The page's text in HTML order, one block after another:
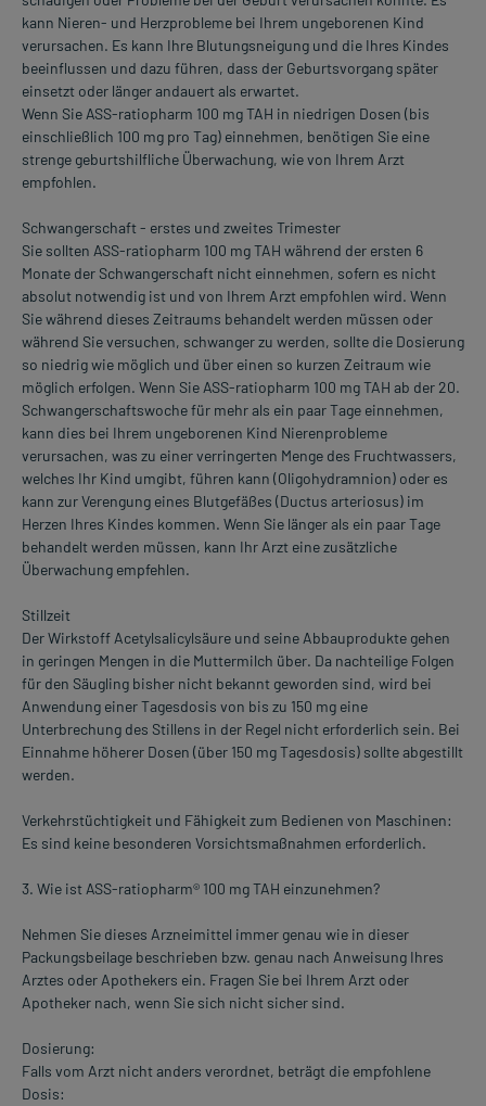
kann Nieren- und Herzprobleme bei Ihrem ungeborenen Kind
verursachen. Es kann Ihre Blutungsneigung und die Ihres Kindes
beeinflussen und dazu führen, dass der Geburtsvorgang später
einsetzt oder länger andauert als erwartet.
Wenn Sie ASS-ratiopharm 100 mg TAH in niedrigen Dosen (bis
einschließlich 100 mg pro Tag) einnehmen, benötigen Sie eine
strenge geburtshilfliche Überwachung, wie von Ihrem Arzt
empfohlen.
Schwangerschaft - erstes und zweites Trimester
Sie sollten ASS-ratiopharm 100 mg TAH während der ersten 6
Monate der Schwangerschaft nicht einnehmen, sofern es nicht
absolut notwendig ist und von Ihrem Arzt empfohlen wird. Wenn
Sie während dieses Zeitraums behandelt werden müssen oder
während Sie versuchen, schwanger zu werden, sollte die Dosierung
so niedrig wie möglich und über einen so kurzen Zeitraum wie
möglich erfolgen. Wenn Sie ASS-ratiopharm 100 mg TAH ab der 20.
Schwangerschaftswoche für mehr als ein paar Tage einnehmen,
kann dies bei Ihrem ungeborenen Kind Nierenprobleme
verursachen, was zu einer verringerten Menge des Fruchtwassers,
welches Ihr Kind umgibt, führen kann (Oligohydramnion) oder es
kann zur Verengung eines Blutgefäßes (Ductus arteriosus) im
Herzen Ihres Kindes kommen. Wenn Sie länger als ein paar Tage
behandelt werden müssen, kann Ihr Arzt eine zusätzliche
Überwachung empfehlen.
Stillzeit
Der Wirkstoff Acetylsalicylsäure und seine Abbauprodukte gehen
in geringen Mengen in die Muttermilch über. Da nachteilige Folgen
für den Säugling bisher nicht bekannt geworden sind, wird bei
Anwendung einer Tagesdosis von bis zu 150 mg eine
Unterbrechung des Stillens in der Regel nicht erforderlich sein. Bei
Einnahme höherer Dosen (über 150 mg Tagesdosis) sollte abgestillt
werden.
Verkehrstüchtigkeit und Fähigkeit zum Bedienen von Maschinen:
Es sind keine besonderen Vorsichtsmaßnahmen erforderlich.
3. Wie ist ASS-ratiopharm® 100 mg TAH einzunehmen?
Nehmen Sie dieses Arzneimittel immer genau wie in dieser
Packungsbeilage beschrieben bzw. genau nach Anweisung Ihres
Arztes oder Apothekers ein. Fragen Sie bei Ihrem Arzt oder
Apotheker nach, wenn Sie sich nicht sicher sind.
Dosierung:
Falls vom Arzt nicht anders verordnet, beträgt die empfohlene
Dosis: